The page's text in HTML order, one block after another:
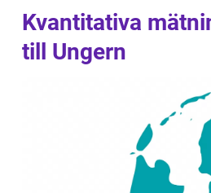
Kvantitativa
till Ungern